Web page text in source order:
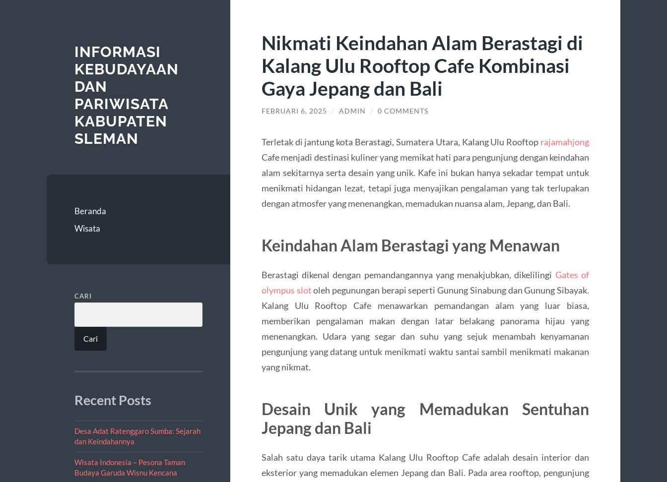
INFORMASI
KEBUDAYAAN
DAN
PARIWISATA
KABUPATEN
SLEMAN
Beranda
Wisata
CARI
Cari
Recent Posts
Desa Adat Ratenggaro Sumba: Sejarah
dan Keindahannya
Wisata Indonesia – Pesona Taman
Budaya Garuda Wisnu Kencana
Nikmati Keindahan Alam Berastagi di
Kalang Ulu Rooftop Cafe Kombinasi
Gaya Jepang dan Bali
FEBRUARI 6, 2025 / ADMIN / 0 COMMENTS
Terletak di jantung kota Berastagi, Sumatera Utara, Kalang Ulu Rooftop rajamahjong
Cafe menjadi destinasi kuliner yang memikat hati para pengunjung dengan keindahan
alam sekitarnya serta desain yang unik. Kafe ini bukan hanya sekadar tempat untuk
menikmati hidangan lezat, tetapi juga menyajikan pengalaman yang tak terlupakan
dengan atmosfer yang menenangkan, memadukan nuansa alam, Jepang, dan Bali.
Keindahan Alam Berastagi yang Menawan
Berastagi dikenal dengan pemandangannya yang menakjubkan, dikelilingi Gates of
olympus slotoleh pegunungan berapi seperti Gunung Sinabung dan Gunung Sibayak.
Kalang Ulu Rooftop Cafe menawarkan pemandangan alam yang luar biasa,
memberikan pengalaman makan dengan latar belakang panorama hijau yang
menenangkan. Udara yang segar dan suhu yang sejuk menambah kenyamanan
pengunjung yang datang untuk menikmati waktu santai sambil menikmati makanan
yang nikmat.
Desain Unik yang Memadukan Sentuhan
Jepang dan Bali
Salah satu daya tarik utama Kalang Ulu Rooftop Cafe adalah desain interior dan
eksterior yang memadukan elemen Jepang dan Bali. Pada area rooftop, pengunjung